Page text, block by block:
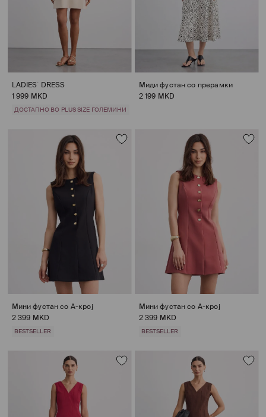
LADIES` DRESS
1 999 MKD
ДОСТАПНО ВО PLUS SIZE ГОЛЕМИНИ
Миди фустан со прерамки
2 199 MKD
Мини фустан со A-крој
2 399 MKD
BESTSELLER
Мини фустан со A-крој
2 399 MKD
BESTSELLER